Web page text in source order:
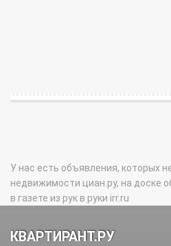
У нас есть объявления, которых
недвижимости циан.ру, на доске
в газете из рук в руки irr.ru
КВАРТИРАНТ.РУ